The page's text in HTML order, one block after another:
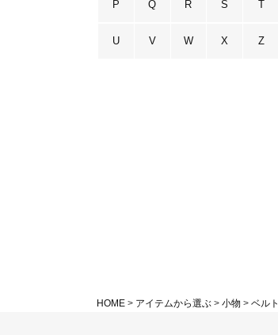
P Q R S T
U V W X Z
HOME アイテムから選ぶ 小物 ベルト